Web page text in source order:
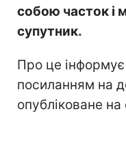
собою часток і
супутник.
Про це інформує
посиланням на
опубліковане на